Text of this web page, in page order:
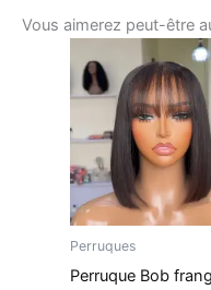
Vous aimerez peut-être
Perruques
Perruque Bob